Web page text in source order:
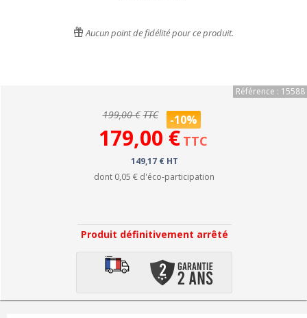
Aucun point de fidélité pour ce produit.
Référence : 15588
199,00 € TTC -10%
179,00 € TTC
149,17 € HT
dont 0,05 € d'éco-participation
Produit définitivement arrêté